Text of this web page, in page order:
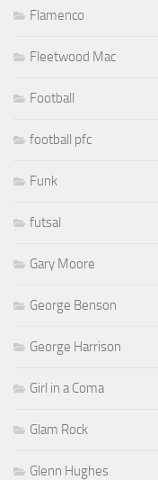
Flamenco
Fleetwood Mac
Football
football pfc
Funk
futsal
Gary Moore
George Benson
George Harrison
Girl in a Coma
Glam Rock
Glenn Hughes